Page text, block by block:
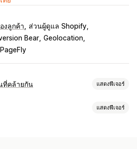
งลูกค้า
ส่วนผู้ดูแล Shopify
Bear Geolocation
PageFly
ที่คล้ายกัน แสดงฟีเจอร์
แสดงฟีเจอร์